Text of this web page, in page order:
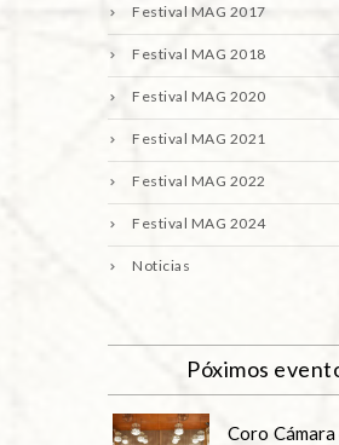
Festival MAG 2017
Festival MAG 2018
Festival MAG 2020
Festival MAG 2021
Festival MAG 2022
Festival MAG 2024
Noticias
Póximos
Coro Cámara